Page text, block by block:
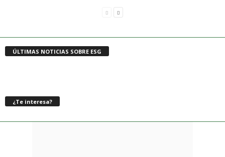
ÚLTIMAS NOTICIAS SOBRE ESG
¿Te interesa?